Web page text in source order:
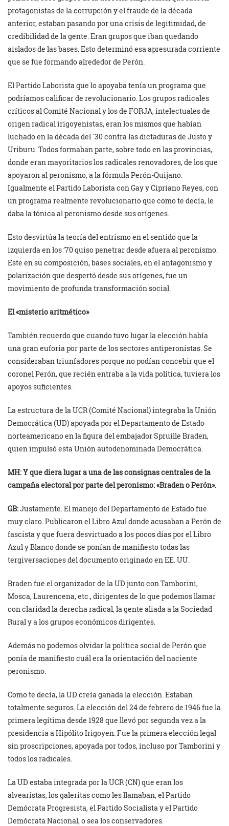
protagonistas de la corrupción y el fraude de la década
anterior, estaban pasando por una crisis de legitimidad, de
credibilidad de la gente. Eran grupos que iban quedando
aislados de las bases. Esto determinó esa apresurada corriente
que se fue formando alrededor de Perón.
El Partido Laborista que lo apoyaba tenía un programa que
podríamos calificar de revolucionario. Los grupos radicales
críticos al Comité Nacional y los de FORJA, intelectuales de
origen radical irigoyenistas, eran los mismos que habían
luchado en la década del ´30 contra las dictaduras de Justo y
Uriburu. Todos formaban parte, sobre todo en las provincias,
donde eran mayoritarios los radicales renovadores, de los que
apoyaron al peronismo, a la fórmula Perón-Quijano.
Igualmente el Partido Laborista con Gay y Cipriano Reyes, con
un programa realmente revolucionario que como te decía, le
daba la tónica al peronismo desde sus orígenes.
Esto desvirtúa la teoría del entrismo en el sentido que la
izquierda en los ’70 quiso penetrar desde afuera al peronismo.
Este en su composición, bases sociales, en el antagonismo y
polarización que despertó desde sus orígenes, fue un
movimiento de profunda transformación social.
El «misterio aritmético»
También recuerdo que cuando tuvo lugar la elección había
una gran euforia por parte de los sectores antiperonistas. Se
consideraban triunfadores porque no podían concebir que el
coronel Perón, que recién entraba a la vida política, tuviera los
apoyos suficientes.
La estructura de la UCR (Comité Nacional) integraba la Unión
Democrática (UD) apoyada por el Departamento de Estado
norteamericano en la figura del embajador Spruille Braden,
quien impulsó esta Unión autodenominada Democrática.
MH: Y que diera lugar a una de las consignas centrales de la
campaña electoral por parte del peronismo: «Braden o Perón».
GB:Justamente. El manejo del Departamento de Estado fue
muy claro. Publicaron el Libro Azul donde acusaban a Perón de
fascista y que fuera desvirtuado a los pocos días por el Libro
Azul y Blanco donde se ponían de manifiesto todas las
tergiversaciones del documento originado en EE. UU.
Braden fue el organizador de la UD junto con Tamborini,
Mosca, Laurencena, etc., dirigentes de lo que podemos llamar
con claridad la derecha radical, la gente aliada a la Sociedad
Rural y a los grupos económicos dirigentes.
Además no podemos olvidar la política social de Perón que
ponía de manifiesto cuál era la orientación del naciente
peronismo.
Como te decía, la UD creía ganada la elección. Estaban
totalmente seguros. La elección del 24 de febrero de 1946 fue la
primera legítima desde 1928 que llevó por segunda vez a la
presidencia a Hipólito Irigoyen. Fue la primera elección legal
sin proscripciones, apoyada por todos, incluso por Tamborini y
todos los radicales.
La UD estaba integrada por la UCR (CN) que eran los
alvearistas, los galeritas como les llamaban, el Partido
Demócrata Progresista, el Partido Socialista y el Partido
Demócrata Nacional, o sea los conservadores.